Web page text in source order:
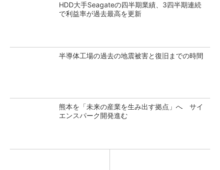
HDD大手Seagateの四半期業績、3四半期連続
で利益率が過去最高を更新
半導体工場の過去の地震被害と復旧までの時間
熊本を「未来の産業を生み出す拠点」へ サイ
エンスパーク開発進む